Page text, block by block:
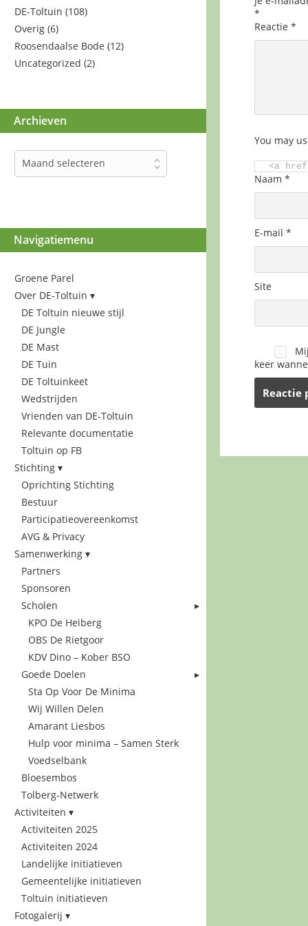
DE-Toltuin (108)
Overig (6)
Roosendaalse Bode (12)
Uncategorized (2)
Archieven
Archieven
Maand selecteren
Navigatiemenu
Groene Parel
Over DE-Toltuin
DE Toltuin nieuwe stijl
DE Jungle
DE Mast
DE Tuin
DE Toltuinkeet
Wedstrijden
Vrienden van DE-Toltuin
Relevante documentatie
Toltuin op FB
Stichting
Oprichting Stichting
Bestuur
Participatieovereenkomst
AVG & Privacy
Samenwerking
Partners
Sponsoren
Scholen
KPO De Heiberg
OBS De Rietgoor
KDV Dino – Kober BSO
Goede Doelen
Sta Op Voor De Minima
Wij Willen Delen
Amarant Liesbos
Hulp voor minima – Samen Sterk
Voedselbank
Bloesembos
Tolberg-Netwerk
Activiteiten
Activiteiten 2025
Activiteiten 2024
Landelijke initiatieven
Gemeentelijke initiatieven
Toltuin initiatieven
Fotogalerij
*
Reactie *
You may
<a
Naam *
E-mail *
Site
keer